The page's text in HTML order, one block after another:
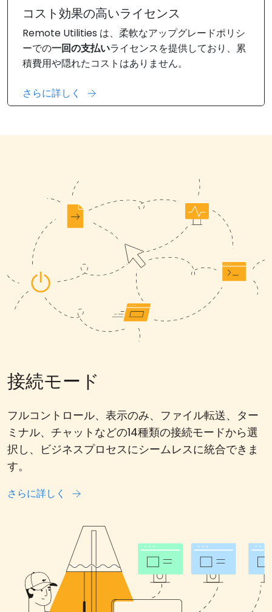
コスト効果の高いライセンス
Remote Utilities は、柔軟なアップグレードポリシ
ーでの一回の支払いライセンスを提供しており、累
積費用や隠れたコストはありません。
さらに詳しく
接続モード
フルコントロール、表示のみ、ファイル転送、ター
ミナル、チャットなどの14種類の接続モードから選
択し、ビジネスプロセスにシームレスに統合できま
す。
さらに詳しく